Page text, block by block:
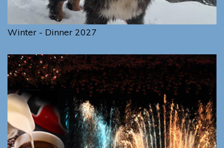
Winter - Dinner 2027